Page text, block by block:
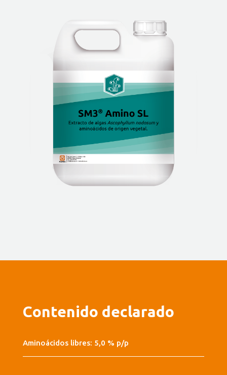
Contenido declarado
Aminoácidos libres: 5,0 % p/p